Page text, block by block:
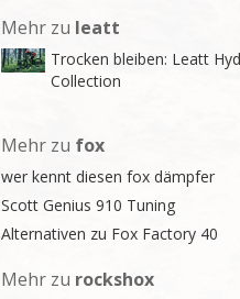
Mehr zu leatt
Trocken bleiben: Leatt
Collection
Mehr zu fox
wer kennt diesen fox dämpfer
Scott Genius 910 Tuning
Alternativen zu Fox Factory 40
Mehr zu rockshox